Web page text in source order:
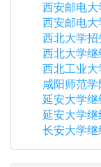
西安邮电
西安邮电
西北大学招
西北大学
西北工业
咸阳师范
延安大学
延安大学
长安大学